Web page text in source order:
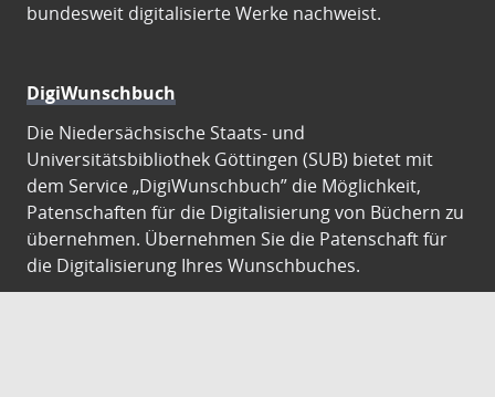
bundesweit digitalisierte Werke nachweist.
DigiWunschbuch
Die Niedersächsische Staats- und
Universitätsbibliothek Göttingen (SUB) bietet mit
dem Service „DigiWunschbuch” die Möglichkeit,
Patenschaften für die Digitalisierung von Büchern zu
übernehmen. Übernehmen Sie die Patenschaft für
die Digitalisierung Ihres Wunschbuches.